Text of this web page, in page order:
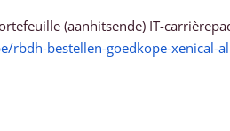
(aanhitsende) IT-
rbdh-bestellen-goedkope-xenical-